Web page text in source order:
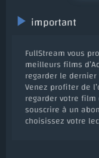
important
FullStream vous
meilleurs films
regarder le dernier
Venez profiter de
regarder votre
souscrire à un
choisissez votre